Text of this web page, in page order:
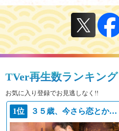
TVer再生数ランキング
お気に入り登録でお見逃しなく!!
1位 ３５歳、今さら恋とかありえない